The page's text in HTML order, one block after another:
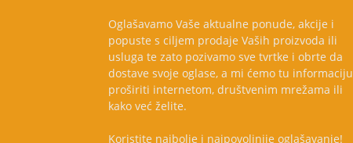
Oglašavamo Vaše aktualne ponude, akcije i
popuste s ciljem prodaje Vaših proizvoda ili
usluga te zato pozivamo sve tvrtke i obrte da
dostave svoje oglase, a mi ćemo tu informaciju
proširiti internetom, društvenim mrežama ili
kako već želite.
Koristite najbolje i najpovoljnije oglašavanje!